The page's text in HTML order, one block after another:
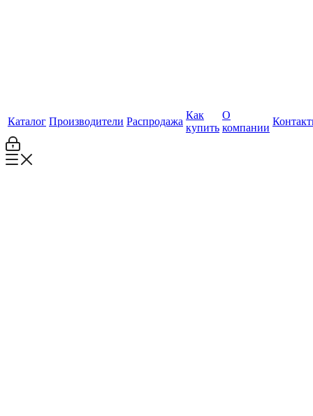
Каталог Производители Распродажа
Как
купить
О
компании